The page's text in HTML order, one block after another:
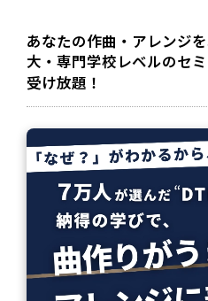
あなたの作曲・アレンジ
大・専門学校レベルのセ
受け放題！